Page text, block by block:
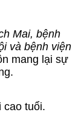
Mai, bệnh
và bệnh viện
mang lại sự
tuổi.